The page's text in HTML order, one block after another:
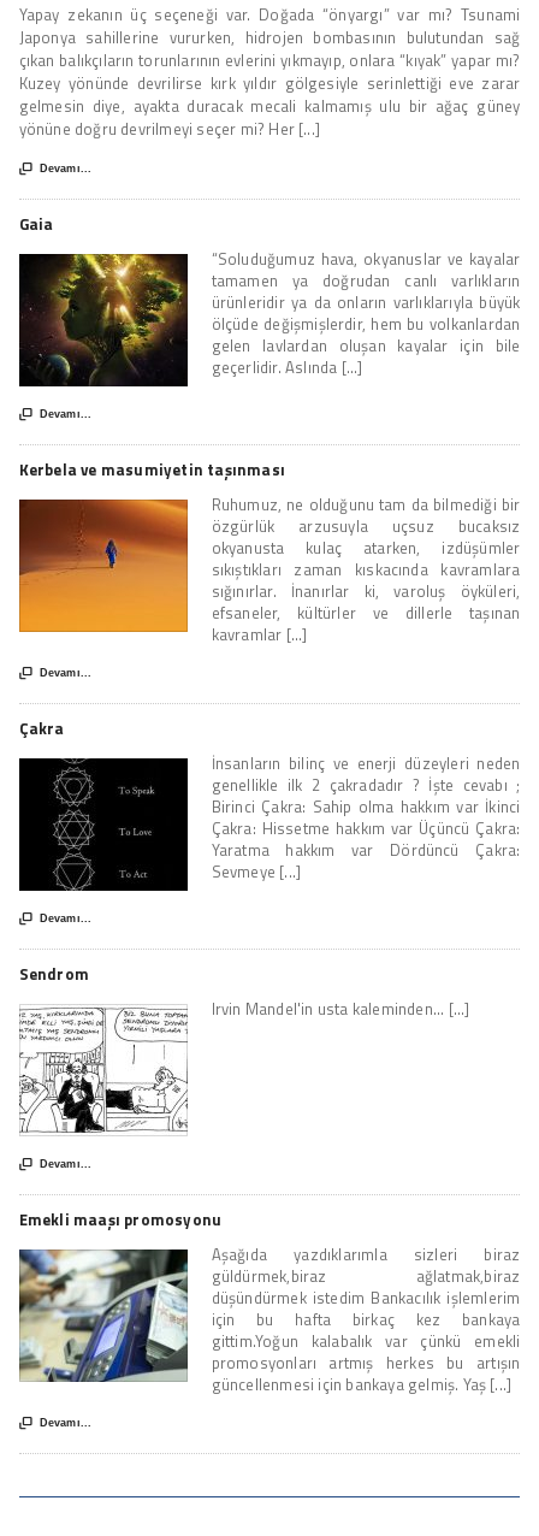
Yapay zekanın üç seçeneği var. Doğada “önyargı” var mı? Tsunami
Japonya sahillerine vururken, hidrojen bombasının bulutundan sağ
çıkan balıkçıların torunlarının evlerini yıkmayıp, onlara “kıyak” yapar mı?
Kuzey yönünde devrilirse kırk yıldır gölgesiyle serinlettiği eve zarar
gelmesin diye, ayakta duracak mecali kalmamış ulu bir ağaç güney
yönüne doğru devrilmeyi seçer mi? Her [...]
 Devamı...
Gaia
“Soluduğumuz hava, okyanuslar ve kayalar
tamamen ya doğrudan canlı varlıkların
ürünleridir ya da onların varlıklarıyla büyük
ölçüde değişmişlerdir, hem bu volkanlardan
gelen lavlardan oluşan kayalar için bile
geçerlidir. Aslında [...]
 Devamı...
Kerbela ve masumiyetin taşınması
Ruhumuz, ne olduğunu tam da bilmediği bir
özgürlük arzusuyla uçsuz bucaksız
okyanusta kulaç atarken, izdüşümler
sıkıştıkları zaman kıskacında kavramlara
sığınırlar. İnanırlar ki, varoluş öyküleri,
efsaneler, kültürler ve dillerle taşınan
kavramlar [...]
 Devamı...
Çakra
İnsanların bilinç ve enerji düzeyleri neden
genellikle ilk 2 çakradadır ? İşte cevabı ;
Birinci Çakra: Sahip olma hakkım var İkinci
Çakra: Hissetme hakkım var Üçüncü Çakra:
Yaratma hakkım var Dördüncü Çakra:
Sevmeye [...]
 Devamı...
Sendrom
Irvin Mandel'in usta kaleminden... [...]
 Devamı...
Emekli maaşı promosyonu
Aşağıda yazdıklarımla sizleri biraz
güldürmek,biraz ağlatmak,biraz
düşündürmek istedim Bankacılık işlemlerim
için bu hafta birkaç kez bankaya
gittim.Yoğun kalabalık var çünkü emekli
promosyonları artmış herkes bu artışın
güncellenmesi için bankaya gelmiş. Yaş [...]
 Devamı...